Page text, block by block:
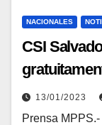
NACIONALES
CSI
13/01/2023
Prensa